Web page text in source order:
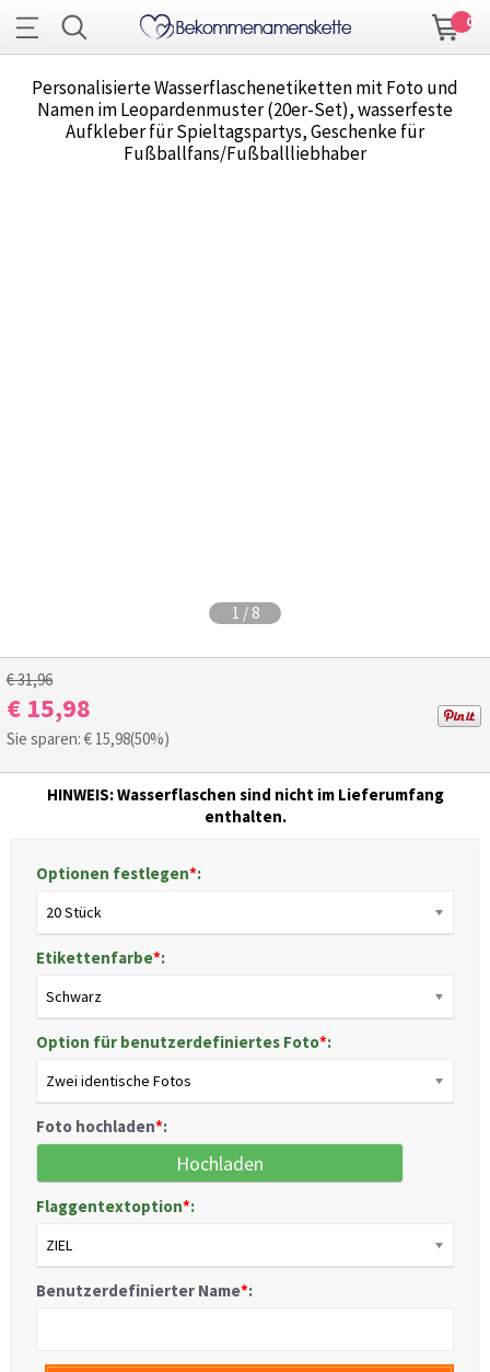
0
Personalisierte Wasserflaschenetiketten mit Foto und
Namen im Leopardenmuster (20er-Set), wasserfeste
Aufkleber für Spieltagspartys, Geschenke für
Fußballfans/Fußballliebhaber
1 / 8
€ 31,96
€ 15,98
Sie sparen: € 15,98(50%)
HINWEIS: Wasserflaschen sind nicht im Lieferumfang
enthalten.
Optionen festlegen*:
20 Stück
Etikettenfarbe*:
Schwarz
Option für benutzerdefiniertes Foto*:
Zwei identische Fotos
Foto hochladen*:
Hochladen
Flaggentextoption*:
ZIEL
Benutzerdefinierter Name*: